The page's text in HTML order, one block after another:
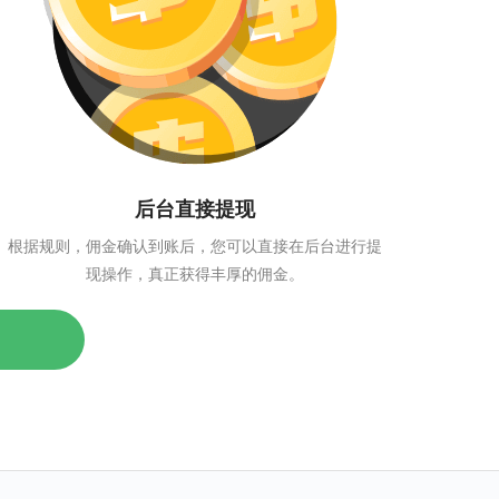
后台直接提现
根据规则，佣金确认到账后，您可以直接在后台进行提
现操作，真正获得丰厚的佣金。